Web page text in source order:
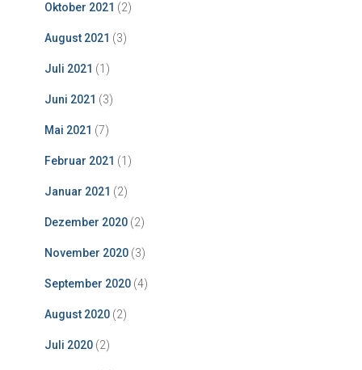
Oktober 2021 (2)
August 2021 (3)
Juli 2021 (1)
Juni 2021 (3)
Mai 2021 (7)
Februar 2021 (1)
Januar 2021 (2)
Dezember 2020 (2)
November 2020 (3)
September 2020 (4)
August 2020 (2)
Juli 2020 (2)